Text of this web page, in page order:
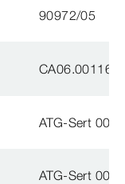
90972/05
CA06.00116
ATG-Sert
ATG-Sert